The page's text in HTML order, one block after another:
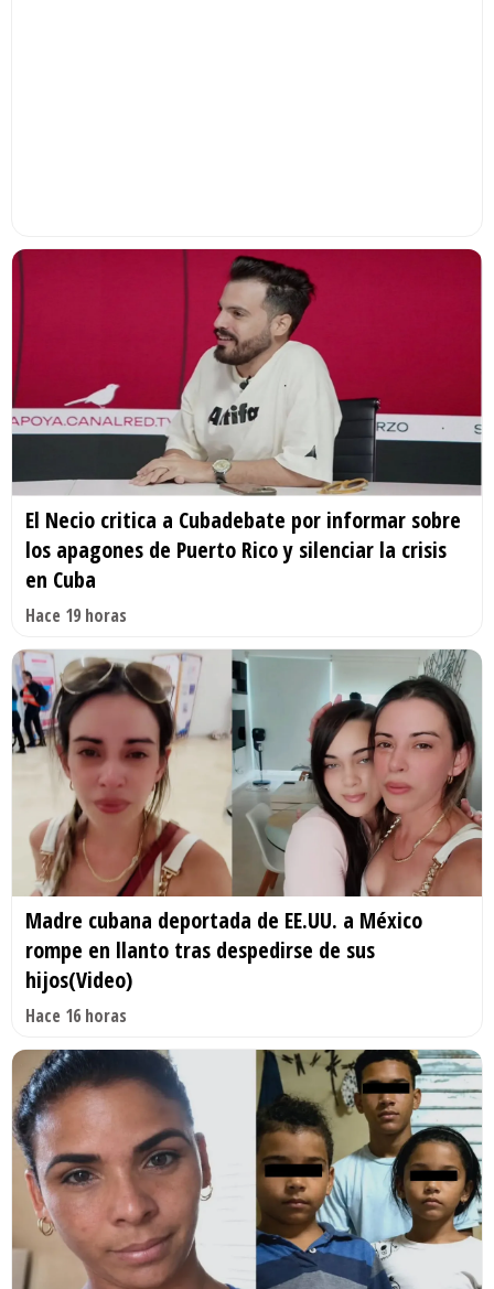
El Necio critica a Cubadebate por informar sobre
los apagones de Puerto Rico y silenciar la crisis
en Cuba
Hace 19 horas
Madre cubana deportada de EE.UU. a México
rompe en llanto tras despedirse de sus
hijos(Video)
Hace 16 horas